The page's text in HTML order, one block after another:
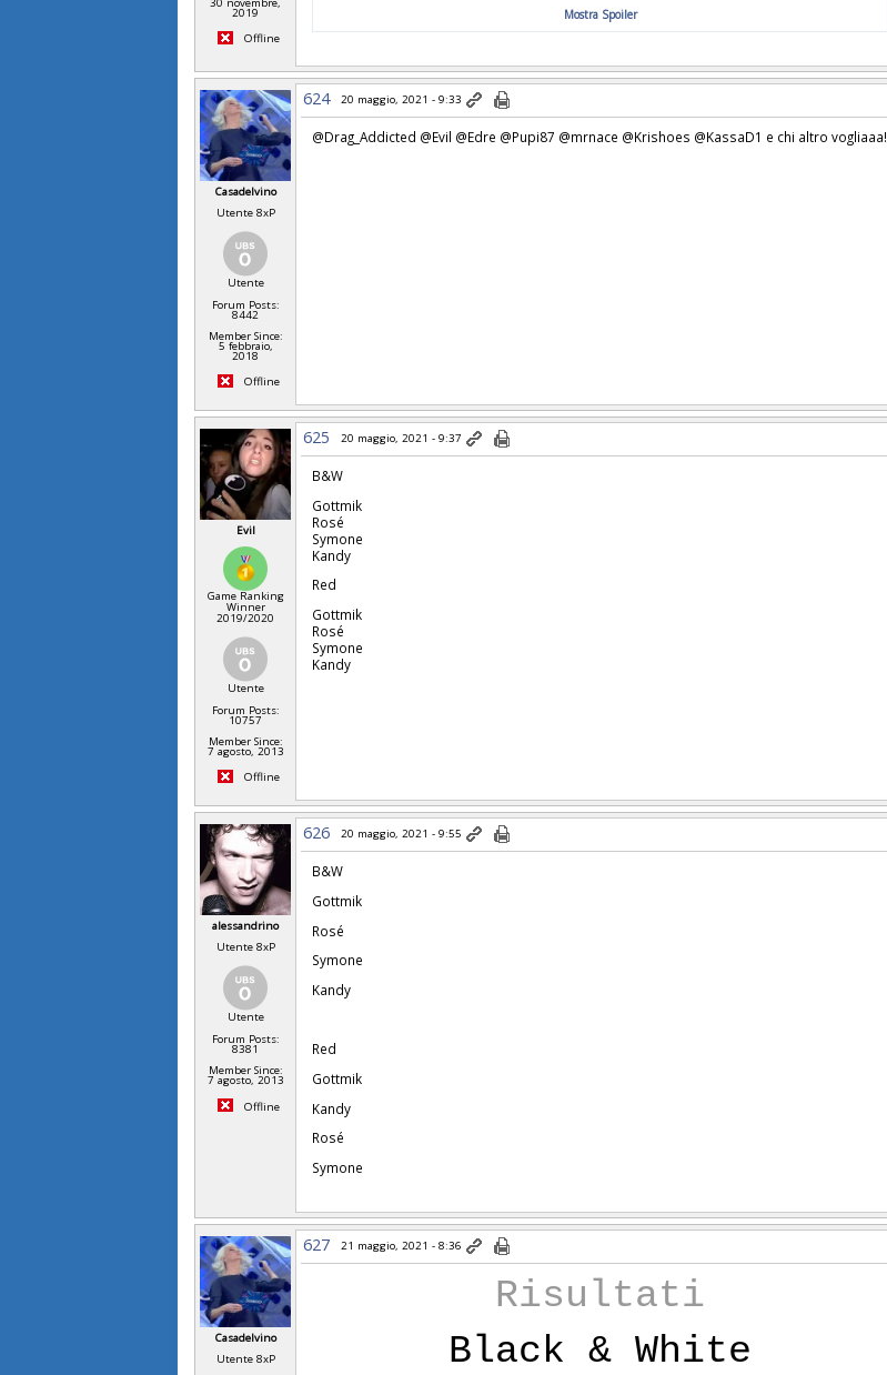
30 novembre,
2019
Offline
Mostra Spoiler
Casadelvino
Utente 8xP
Utente
Forum Posts:
8442
Member Since:
5 febbraio,
2018
Offline
624 20 maggio, 2021 - 9:33
@Drag_Addicted @Evil @Edre @Pupi87 @mrnace @Krishoes @KassaD1 e chi altro vogliaaa!
Evil
Game Ranking
Winner
2019/2020
Utente
Forum Posts:
10757
Member Since:
7 agosto, 2013
Offline
625 20 maggio, 2021 - 9:37
B&W
Gottmik
Rosé
Symone
Kandy
Red
Gottmik
Rosé
Symone
Kandy
alessandrino
Utente 8xP
Utente
Forum Posts:
8381
Member Since:
7 agosto, 2013
Offline
626 20 maggio, 2021 - 9:55
B&W
Gottmik
Rosé
Symone
Kandy
Red
Gottmik
Kandy
Rosé
Symone
Casadelvino
Utente 8xP
627 21 maggio, 2021 - 8:36
Risultati
Black & White